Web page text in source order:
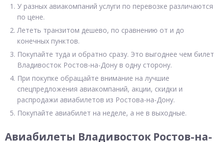
У разных авиакомпаний услуги по перевозке различаются
по цене.
Лететь транзитом дешево, по сравнению от и до
конечных пунктов.
Покупайте туда и обратно сразу. Это выгоднее чем билет
Владивосток Ростов-на-Дону в одну сторону.
При покупке обращайте внимание на лучшие
спецпредложения авиакомпаний, акции, скидки и
распродажи авиабилетов из Ростова-на-Дону.
Покупайте авиабилет на неделе, а не в выходные.
Авиабилеты Владивосток Ростов-на-